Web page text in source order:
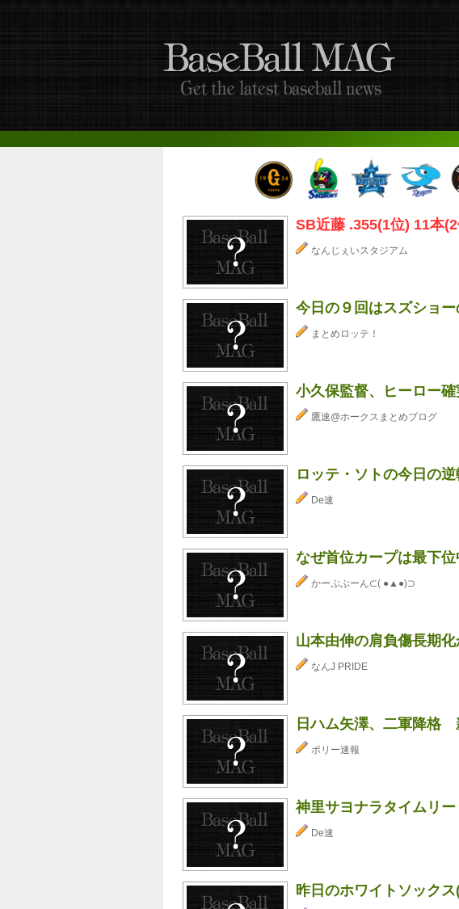
SB近藤 .355(1位) 11本
なんじぇいスタジアム
今日の９回はスズショ
まとめロッテ！
小久保監督、ヒーロー
鷹速@ホークスまとめブログ
ロッテ・ソトの今日の
De速
なぜ首位カープは最下
かーぷぶーん⊂( ●▲●)⊃
山本由伸の肩負傷長期
なんJ PRIDE
日ハム矢澤、二軍降格
ポリー速報
神里サヨナラタイムリ
De速
昨日のホワイトソック